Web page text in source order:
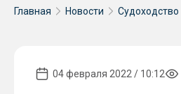
Главная Новости Судоходство
04 февраля 2022 / 10:12